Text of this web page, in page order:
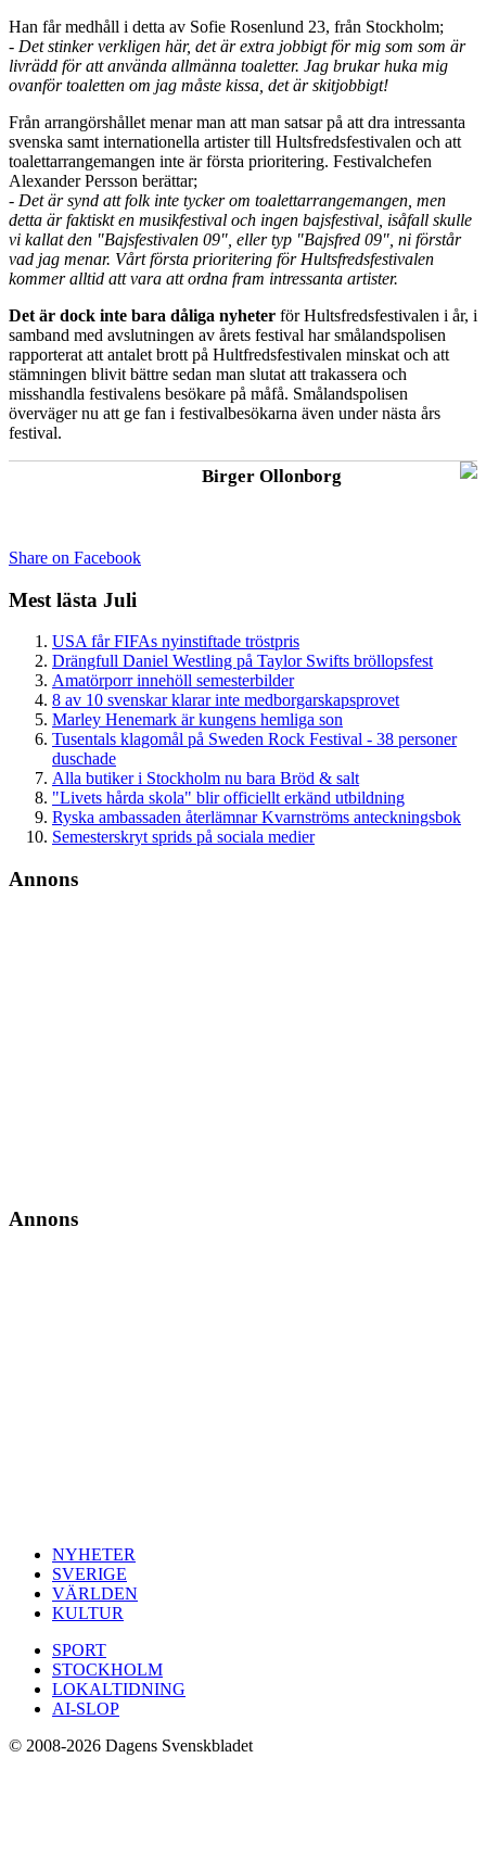
Han får medhåll i detta av Sofie Rosenlund 23, från Stockholm;
- Det stinker verkligen här, det är extra jobbigt för mig som som är
livrädd för att använda allmänna toaletter. Jag brukar huka mig
ovanför toaletten om jag måste kissa, det är skitjobbigt!
Från arrangörshållet menar man att man satsar på att dra intressanta
svenska samt internationella artister till Hultsfredsfestivalen och att
toalettarrangemangen inte är första prioritering. Festivalchefen
Alexander Persson berättar;
- Det är synd att folk inte tycker om toalettarrangemangen, men
detta är faktiskt en musikfestival och ingen bajsfestival, isåfall skulle
vi kallat den "Bajsfestivalen 09", eller typ "Bajsfred 09", ni förstår
vad jag menar. Vårt första prioritering för Hultsfredsfestivalen
kommer alltid att vara att ordna fram intressanta artister.
Det är dock inte bara dåliga nyheter för Hultsfredsfestivalen i år, i
samband med avslutningen av årets festival har smålandspolisen
rapporterat att antalet brott på Hultfredsfestivalen minskat och att
stämningen blivit bättre sedan man slutat att trakassera och
misshandla festivalens besökare på måfå. Smålandspolisen
överväger nu att ge fan i festivalbesökarna även under nästa års
festival.
Birger Ollonborg
Share on Facebook
Mest lästa Juli
USA får FIFAs nyinstiftade tröstpris
Drängfull Daniel Westling på Taylor Swifts bröllopsfest
Amatörporr innehöll semesterbilder
8 av 10 svenskar klarar inte medborgarskapsprovet
Marley Henemark är kungens hemliga son
Tusentals klagomål på Sweden Rock Festival - 38 personer
duschade
Alla butiker i Stockholm nu bara Bröd & salt
"Livets hårda skola" blir officiellt erkänd utbildning
Ryska ambassaden återlämnar Kvarnströms anteckningsbok
Semesterskryt sprids på sociala medier
Annons
Annons
NYHETER
SVERIGE
VÄRLDEN
KULTUR
SPORT
STOCKHOLM
LOKALTIDNING
AI-SLOP
© 2008-2026 Dagens Svenskbladet